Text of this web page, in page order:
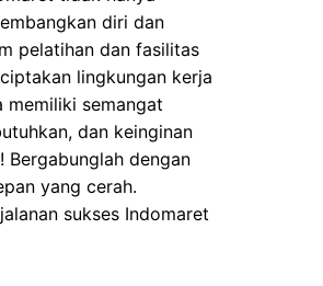
diri dan
pelatihan dan fasilitas
lingkungan kerja
memiliki semangat
dan keinginan
Bergabunglah dengan
yang cerah.
sukses Indomaret